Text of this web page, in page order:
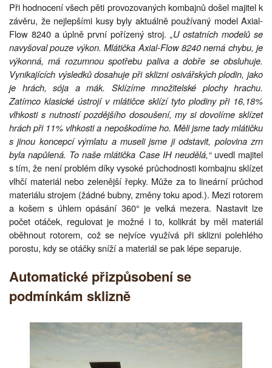
Při hodnocení všech pěti provozovaných kombajnů došel majitel k
závěru, že nejlepšími kusy byly aktuálně používaný model Axial-
Flow 8240 a úplně první pořízený stroj. „U ostatních modelů se
navyšoval pouze výkon. Mlátička Axial-Flow 8240 nemá chybu, je
výkonná, má rozumnou spotřebu paliva a dobře se obsluhuje.
Vynikajících výsledků dosahuje při sklizni osivářských plodin, jako
je hrách, sója a mák. Sklízíme množitelské plochy hrachu.
Zatímco klasické ústrojí v mlátičce sklízí tyto plodiny při 16,18%
vlhkosti s nutností pozdějšího dosoušení, my si dovolíme sklízet
hrách při 11% vlhkosti a nepoškodíme ho. Měli jsme tady mlátičku
s jinou koncepcí výmlatu a museli jsme ji odstavit, polovina zrn
byla napůlená. To naše mlátička Case IH neudělá,“uvedl majitel
s tím, že není problém díky vysoké průchodnosti kombajnu sklízet
vlhčí materiál nebo zelenější řepky. Může za to lineární průchod
materiálu strojem (žádné bubny, změny toku apod.). Mezi rotorem
a košem s úhlem opásání 360° je velká mezera. Nastavit lze
počet otáček, regulovat je možné i to, kolikrát by měl materiál
oběhnout rotorem, což se nejvíce využívá při sklizni polehlého
porostu, kdy se otáčky sníží a materiál se pak lépe separuje.
Automatické přizpůsobení se
podmínkám sklizně